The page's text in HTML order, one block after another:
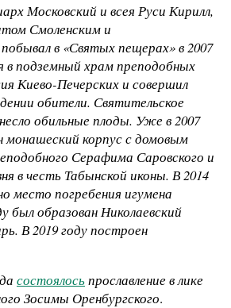
Московский и всея Руси Кирилл,
Смоленским и
в «Святых пещерах» в 2007
в подземный храм преподобных
Киево-Печерских и совершил
обители. Святительское
обильные плоды. Уже в 2007
монашеский корпус с домовым
Серафима Саровского и
в честь Табынской иконы. В 2014
место погребения игумена
был образован Николаевский
В 2019 году построен
состоялосьпрославление в лике
Зосимы Оренбургского.